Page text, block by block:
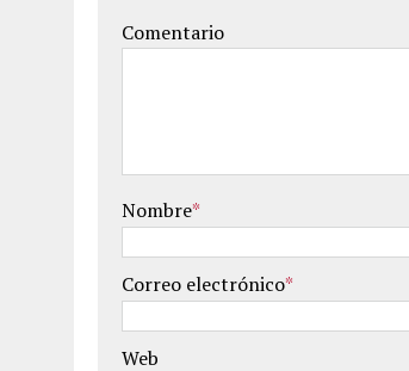
Comentario
Nombre*
Correo electrónico*
Web